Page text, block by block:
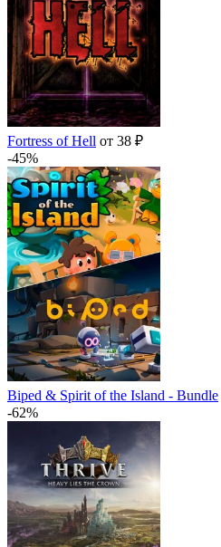
Fortress of Hell от 38 ₽
-45%
Biped & Spirit of the Island - Bundle
-62%